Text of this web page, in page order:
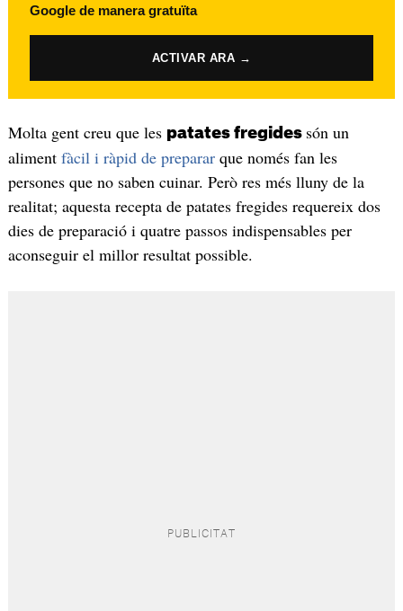
Google de manera gratuïta
ACTIVAR ARA →
Molta gent creu que les patates fregides són un
aliment fàcil i ràpid de prepararque només fan les
persones que no saben cuinar. Però res més lluny de la
realitat; aquesta recepta de patates fregides requereix dos
dies de preparació i quatre passos indispensables per
aconseguir el millor resultat possible.